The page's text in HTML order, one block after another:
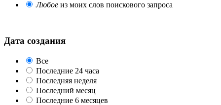
Любое из моих слов поискового запроса
Дата создания
Все
Последние 24 часа
Последняя неделя
Последний месяц
Последние 6 месяцев